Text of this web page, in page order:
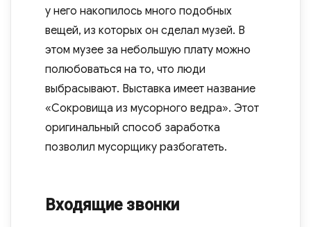
у него накопилось много подобных
вещей, из которых он сделал музей. В
этом музее за небольшую плату можно
полюбоваться на то, что люди
выбрасывают. Выставка имеет название
«Сокровища из мусорного ведра». Этот
оригинальный способ заработка
позволил мусорщику разбогатеть.
Входящие звонки